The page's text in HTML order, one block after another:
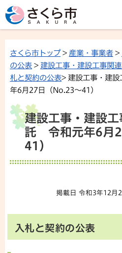
さくら市トップ> 産業・事業者 >
の公表 > 建設工事・建設工事関
札と契約の公表> 建設工事・建
年6月27日（No.23～41）
建設工事・建設
託 令和元年6月
41）
掲載日 令和3年12月
入札と契約の公表